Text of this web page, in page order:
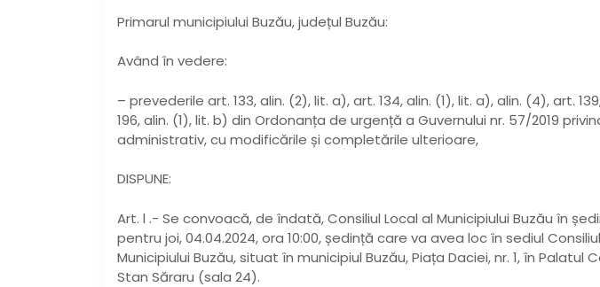
Primarul municipiului Buzău, județul Buzău:
Având în vedere:
– prevederile art. 133, alin. (2), lit. a), art. 134, alin. (1), lit. a), alin. (4), art.
196, alin. (1), lit. b) din Ordonanța de urgență a Guvernului nr. 57/2019
administrativ, cu modificările și completările ulterioare,
DISPUNE:
Art. l .- Se convoacă, de îndată, Consiliul Local al Municipiului Buzău în
pentru joi, 04.04.2024, ora 10:00, ședință care va avea loc în sediul
Municipiului Buzău, situat în municipiul Buzău, Piața Daciei, nr. 1, în Palatul
Stan Săraru (sala 24).